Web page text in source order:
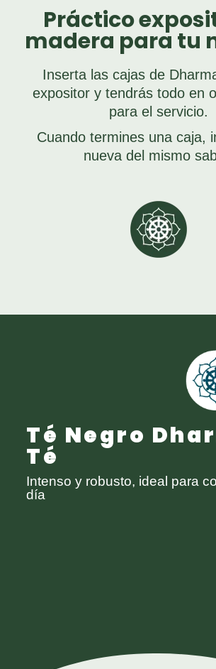
Práctico
madera para tu
Inserta las cajas de
expositor y tendrás todo en
para el servicio.
Cuando termines una caja,
nueva del mismo
Té Negro
Té
Intenso y robusto, ideal para
día